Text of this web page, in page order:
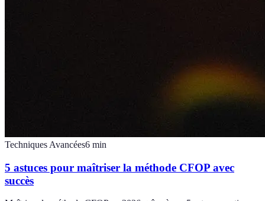
Techniques Avancées6 min
5 astuces pour maîtriser la méthode CFOP avec
succès